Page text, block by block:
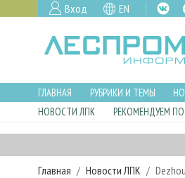
Вход EN
ГЛАВНАЯ РУБРИКИ И ТЕМЫ
НОВОСТИ ЛПК
РЕКОМЕНДУЕМ
Главная Новости ЛПК